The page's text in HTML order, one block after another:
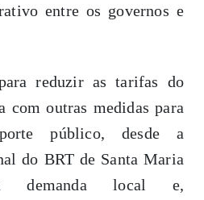
entre os governos e
reduzir as tarifas do
com outras medidas para
público, desde a
do BRT de Santa Maria
demanda local e,